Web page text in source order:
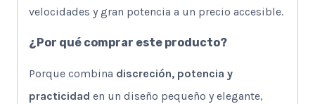
velocidades y gran potencia a un precio accesible.
¿Por qué comprar este producto?
Porque combina discreción, potencia y
practicidad en un diseño pequeño y elegante,